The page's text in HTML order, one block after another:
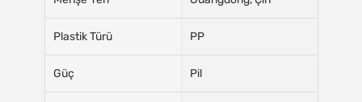
Plastik Türü PP
Güç Pil